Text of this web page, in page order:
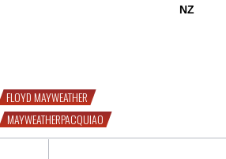
NZ
FLOYD MAYWEATHER
MAYWEATHERPACQUIAO